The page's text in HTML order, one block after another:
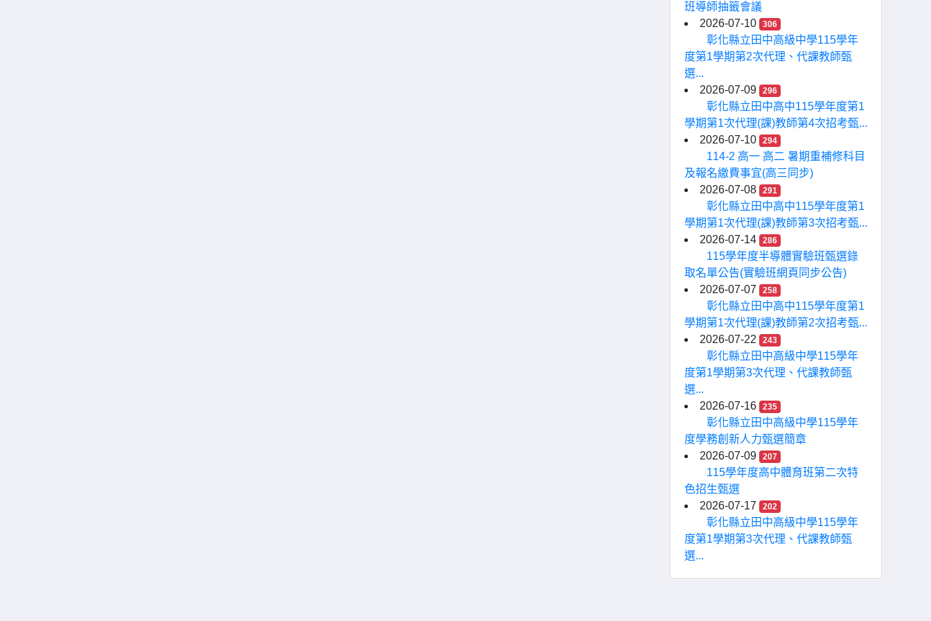
班導師抽籤會議
2026-07-10
306
彰化縣立田中高級中學115學年
度第1學期第2次代理、代課教師甄
選...
2026-07-09
296
彰化縣立田中高中115學年度第1
學期第1次代理(課)教師第4次招考甄...
2026-07-10
294
114-2 高一 高二 暑期重補修科目
及報名繳費事宜(高三同步)
2026-07-08
291
彰化縣立田中高中115學年度第1
學期第1次代理(課)教師第3次招考甄...
2026-07-14
286
115學年度半導體實驗班甄選錄
取名單公告(實驗班網頁同步公告)
2026-07-07
258
彰化縣立田中高中115學年度第1
學期第1次代理(課)教師第2次招考甄...
2026-07-22
243
彰化縣立田中高級中學115學年
度第1學期第3次代理、代課教師甄
選...
2026-07-16
235
彰化縣立田中高級中學115學年
度學務創新人力甄選簡章
2026-07-09
207
115學年度高中體育班第二次特
色招生甄選
2026-07-17
202
彰化縣立田中高級中學115學年
度第1學期第3次代理、代課教師甄
選...